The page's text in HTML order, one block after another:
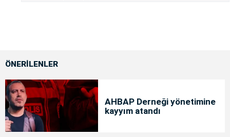
ÖNERİLENLER
AHBAP Derneği yönetimine
kayyım atandı